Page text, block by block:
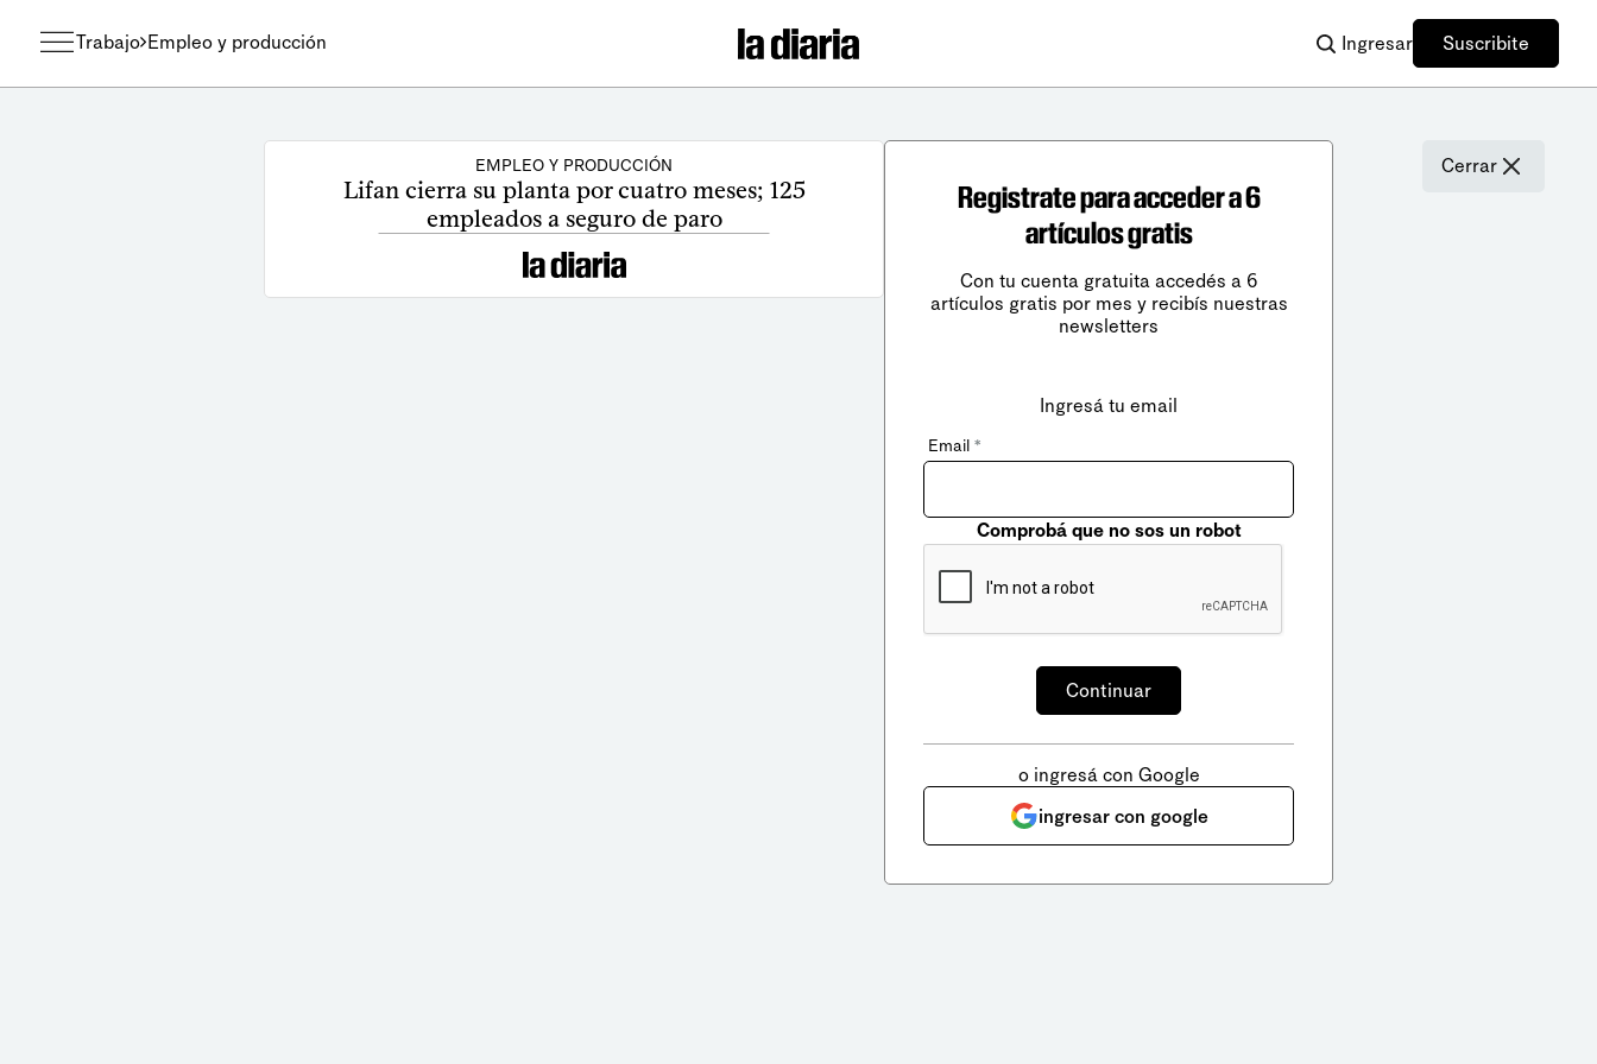
Trabajo Empleo y producción Ingresar Suscribite
EMPLEO Y PRODUCCIÓN
Lifan cierra su planta por cuatro meses; 125
empleados a seguro de paro
Cerrar
Registrate para acceder a 6
artículos gratis
Con tu cuenta gratuita accedés a 6
artículos gratis por mes y recibís nuestras
newsletters
Ingresá tu email
Email *
Comprobá que no sos un robot
o ingresá con Google
ingresar con google